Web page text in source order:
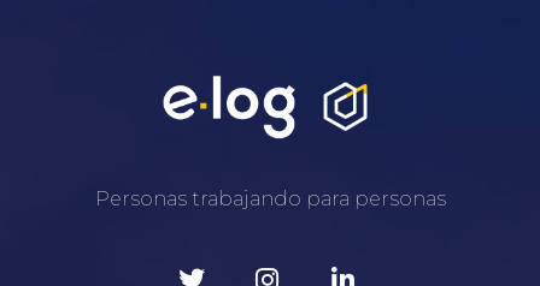
Personas trabajando para personas